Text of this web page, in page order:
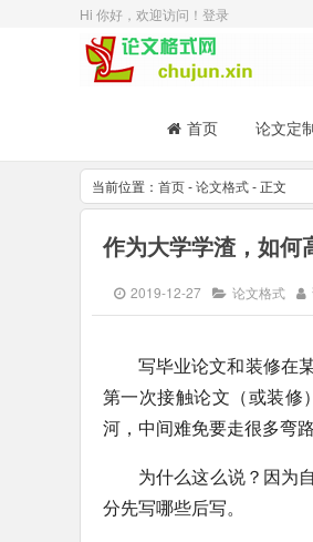
Hi 你好，欢迎访问！ 登录
首页 论文定
当前位置： 首页-论文格式- 正文
作为大学学渣，如何
2019-12-27 论文格式
写毕业论文和装修在
第一次接触论文（或装修
河，中间难免要走很多弯路
为什么这么说？因为
分先写哪些后写。